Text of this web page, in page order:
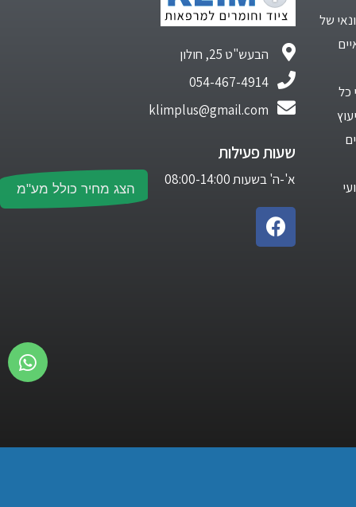
הצג מחיר כולל מע"מ
של
כל
הבעש"ט 25, חולון
054-467-4914
klimplus@gmail.com
שעות פעילות
א'-ה' בשעות 08:00-14:00